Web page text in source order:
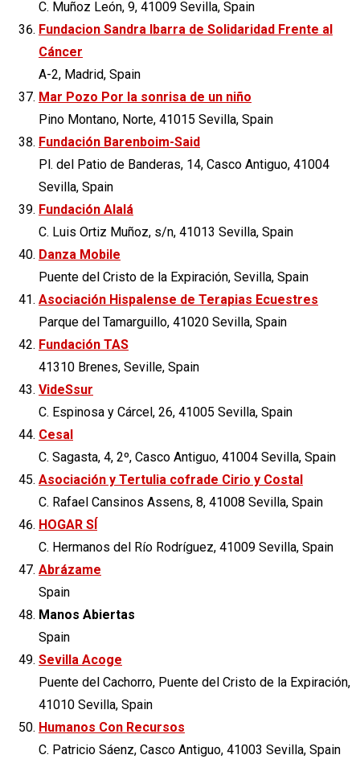
C. Muñoz León, 9, 41009 Sevilla, Spain
Fundacion Sandra Ibarra de Solidaridad Frente al
Cáncer
A-2, Madrid, Spain
Mar Pozo Por la sonrisa de un niño
Pino Montano, Norte, 41015 Sevilla, Spain
Fundación Barenboim-Said
Pl. del Patio de Banderas, 14, Casco Antiguo, 41004
Sevilla, Spain
Fundación Alalá
C. Luis Ortiz Muñoz, s/n, 41013 Sevilla, Spain
Danza Mobile
Puente del Cristo de la Expiración, Sevilla, Spain
Asociación Hispalense de Terapias Ecuestres
Parque del Tamarguillo, 41020 Sevilla, Spain
Fundación TAS
41310 Brenes, Seville, Spain
VideSsur
C. Espinosa y Cárcel, 26, 41005 Sevilla, Spain
Cesal
C. Sagasta, 4, 2º, Casco Antiguo, 41004 Sevilla, Spain
Asociación y Tertulia cofrade Cirio y Costal
C. Rafael Cansinos Assens, 8, 41008 Sevilla, Spain
HOGAR SÍ
C. Hermanos del Río Rodríguez, 41009 Sevilla, Spain
Abrázame
Spain
Manos Abiertas
Spain
Sevilla Acoge
Puente del Cachorro, Puente del Cristo de la Expiración,
41010 Sevilla, Spain
Humanos Con Recursos
C. Patricio Sáenz, Casco Antiguo, 41003 Sevilla, Spain